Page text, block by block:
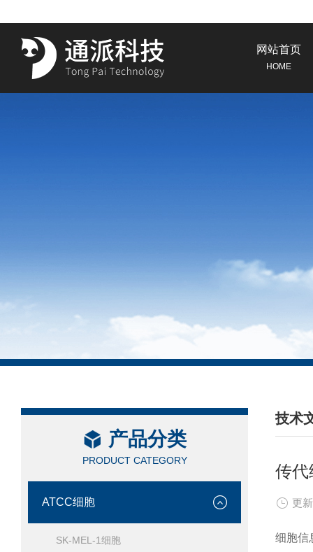
网站首页
HOME
产品分类
PRODUCT CATEGORY
ATCC细胞
SK-MEL-1细胞
技术
/
传代
更
细胞信